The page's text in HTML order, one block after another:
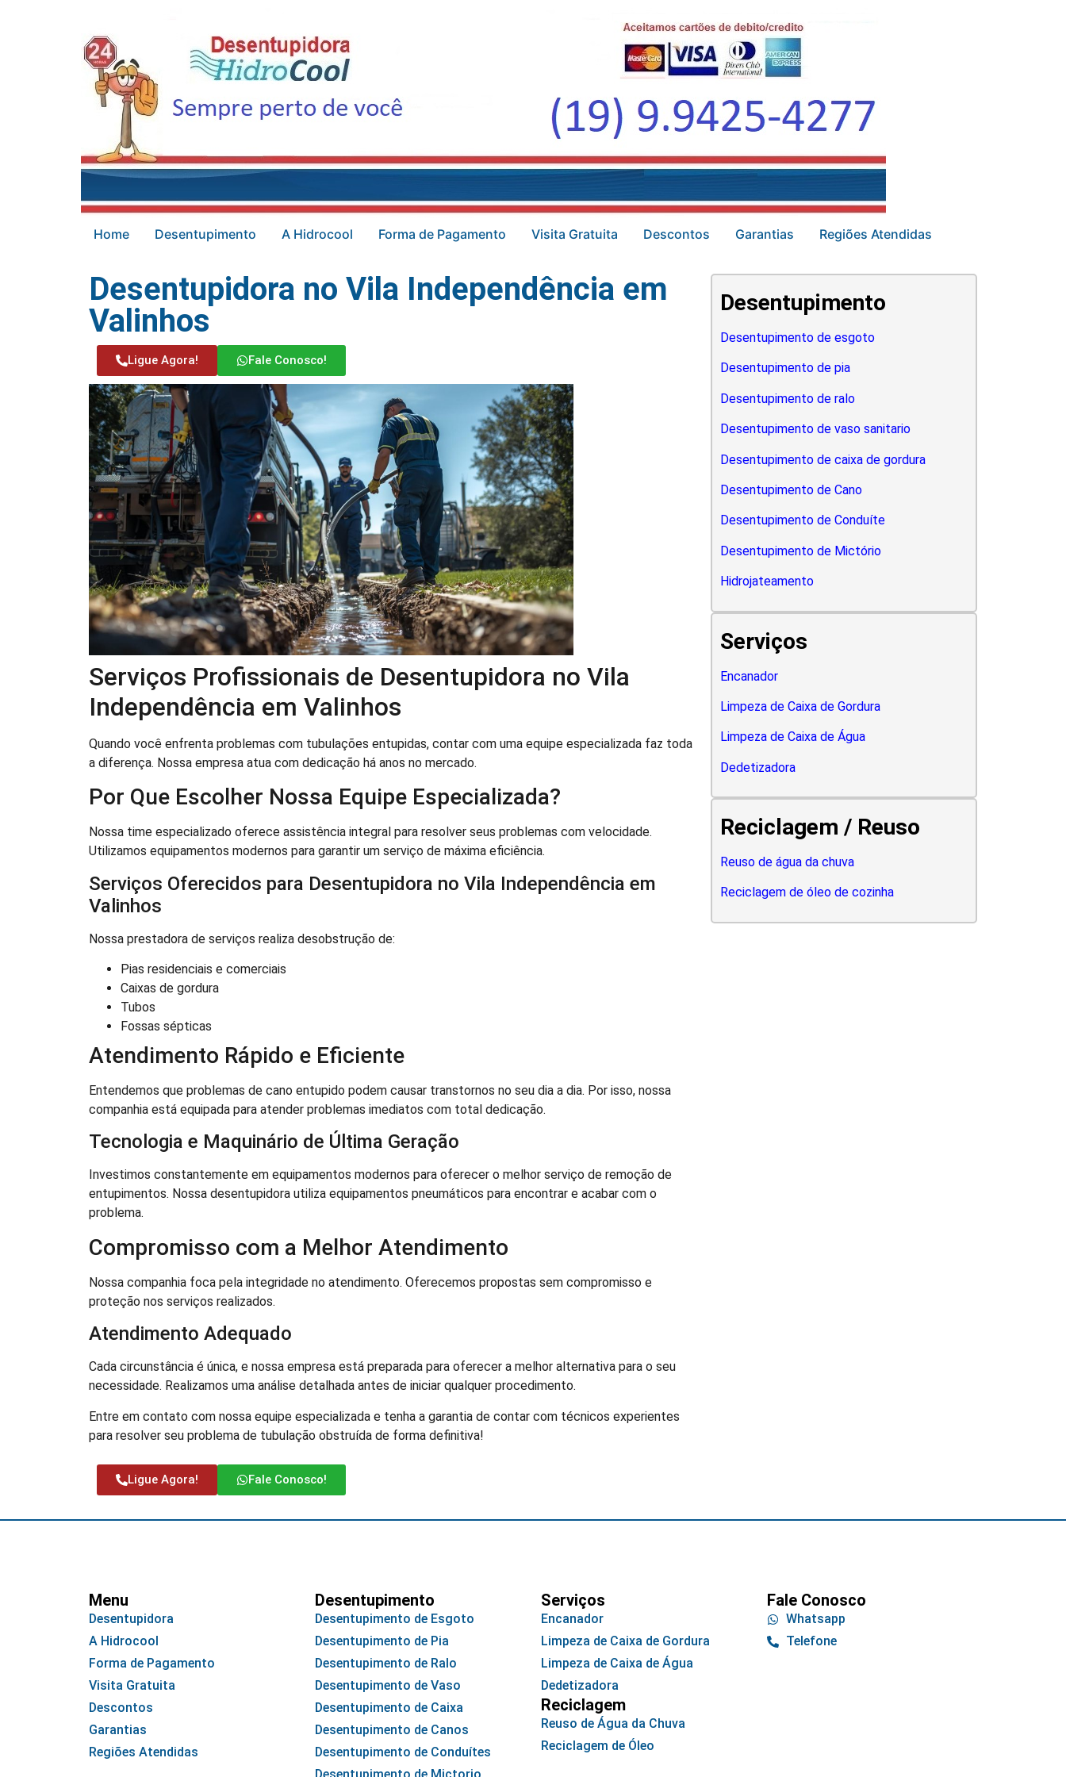
Home Desentupimento A Hidrocool Forma de Pagamento Visita Gratuita Descontos Garantias Regiões Atendidas
Desentupidora no Vila Independência em
Valinhos
Ligue Agora! Fale Conosco!
Serviços Profissionais de Desentupidora no Vila
Independência em Valinhos
Quando você enfrenta problemas com tubulações entupidas, contar com uma equipe especializada faz toda
a diferença. Nossa empresa atua com dedicação há anos no mercado.
Por Que Escolher Nossa Equipe Especializada?
Nossa time especializado oferece assistência integral para resolver seus problemas com velocidade.
Utilizamos equipamentos modernos para garantir um serviço de máxima eficiência.
Serviços Oferecidos para Desentupidora no Vila Independência em
Valinhos
Nossa prestadora de serviços realiza desobstrução de:
Pias residenciais e comerciais
Caixas de gordura
Tubos
Fossas sépticas
Atendimento Rápido e Eficiente
Entendemos que problemas de cano entupido podem causar transtornos no seu dia a dia. Por isso, nossa
companhia está equipada para atender problemas imediatos com total dedicação.
Tecnologia e Maquinário de Última Geração
Investimos constantemente em equipamentos modernos para oferecer o melhor serviço de remoção de
entupimentos. Nossa desentupidora utiliza equipamentos pneumáticos para encontrar e acabar com o
problema.
Compromisso com a Melhor Atendimento
Nossa companhia foca pela integridade no atendimento. Oferecemos propostas sem compromisso e
proteção nos serviços realizados.
Atendimento Adequado
Cada circunstância é única, e nossa empresa está preparada para oferecer a melhor alternativa para o seu
necessidade. Realizamos uma análise detalhada antes de iniciar qualquer procedimento.
Entre em contato com nossa equipe especializada e tenha a garantia de contar com técnicos experientes
para resolver seu problema de tubulação obstruída de forma definitiva!
Ligue Agora! Fale Conosco!
Desentupimento
Desentupimento de esgoto
Desentupimento de pia
Desentupimento de ralo
Desentupimento de vaso sanitario
Desentupimento de caixa de gordura
Desentupimento de Cano
Desentupimento de Conduíte
Desentupimento de Mictório
Hidrojateamento
Serviços
Encanador
Limpeza de Caixa de Gordura
Limpeza de Caixa de Água
Dedetizadora
Reciclagem / Reuso
Reuso de água da chuva
Reciclagem de óleo de cozinha
Menu
Desentupidora
A Hidrocool
Forma de Pagamento
Visita Gratuita
Descontos
Garantias
Regiões Atendidas
Desentupimento
Desentupimento de Esgoto
Desentupimento de Pia
Desentupimento de Ralo
Desentupimento de Vaso
Desentupimento de Caixa
Desentupimento de Canos
Desentupimento de Conduítes
Serviços
Encanador
Limpeza de Caixa de Gordura
Limpeza de Caixa de Água
Dedetizadora
Reciclagem
Reuso de Água da Chuva
Reciclagem de Óleo
Fale Conosco
Whatsapp
Telefone